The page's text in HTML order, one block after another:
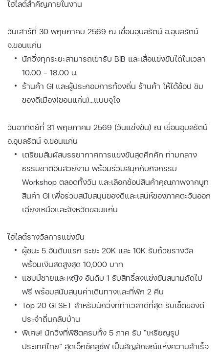
ไฮไลต์สำคัญภายในงาน
วันเสาร์ที่ 30 พฤษภาคม 2569 ณ เขื่อนอุบลรัตน์ อ.อุบลรัตน์
จ.ขอนแก่น
นักวิ่งทุกระยะสามารถเข้ารับ BIB และเสื้อแข่งขันได้ในเวลา
10.00 – 18.00 น.
ร้านค้า GI และผู้ประกอบการท้องถิ่น ร้านค้า ให้ได้ช้อป ชิม
ของดีเมือง(ขอนแก่น)...แบบจุใจ
วันอาทิตย์ที่ 31 พฤษภาคม 2569 (วันแข่งขัน) ณ เขื่อนอุบลรัตน์
อ.อุบลรัตน์ จ.ขอนแก่น
เตรียมสัมผัสบรรยากาศการแข่งขันสุดคึกคัก ท่ามกลาง
ธรรมชาติอันสวยงาม พร้อมร่วมสนุกกับกิจกรรม
Workshop ตลอดทั้งวัน และเลือกช้อปสินค้าคุณภาพจากบูท
สินค้า GI เพื่อร่วมสนับสนุนของดีและเสน่ห์ของภาคตะวันออก
เฉียงเหนือและจังหวัดขอนแก่น
ไฮไลต์รางวัลการแข่งขัน
ผู้ชนะ 5 อันดับแรก ระยะ 20K และ 10K รับถ้วยรางวัล
พร้อมเงินสดสูงสุด 10,000 บาท
แชมป์ชายและหญิง อันดับ 1 รับสิทธิ์ลงแข่งขันสนามถัดไป
ฟรี พร้อมสนับสนุนค่าเดินทางและที่พัก 2 คืน
Top 20 GI SET สำหรับนักวิ่งที่ทำเวลาดีที่สุด รับเซ็ตของดี
ประจำถิ่นกลับบ้าน
พิเศษ! นักวิ่งที่พิชิตครบทั้ง 5 ภาค รับ “เหรียญรูป
ประเทศไทย” สุดเอ็กซ์คลูซีฟ เป็นสัญลักษณ์แห่งความสำเร็จ